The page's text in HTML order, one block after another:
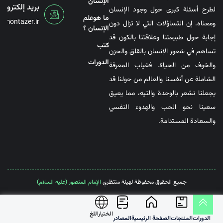
لطرح أسئلة كبرى حول وجود الإنسان
ومعناه. إن التساؤلات التي لا تزال دون
إجابة حول طبيعتنا وعلاقتنا بالكون قد
تساهم في شعور الإنسان بالقلق والحزن
والخوف من الحياة. فغياب المعرفة
الشاملة عن أنفسنا والعالم من حولنا قد
يجعلنا نشعر بالوحدة والتيه، مما يعيق
سعينا نحو الحب والهدوء النفسي
والسعادة المستدامة.
ما هوعلم
الإنسان ؟
کتب
الدورات
بريد
جميع الحقوق محفوظة لهيئة منتظري الإمام المنصور (عليه السلام)
الدوراتالمنتجاتالصفحة الرئيسيةالمصادرالختیاراللغ